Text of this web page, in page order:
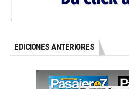
EDICIONES ANTERIORES